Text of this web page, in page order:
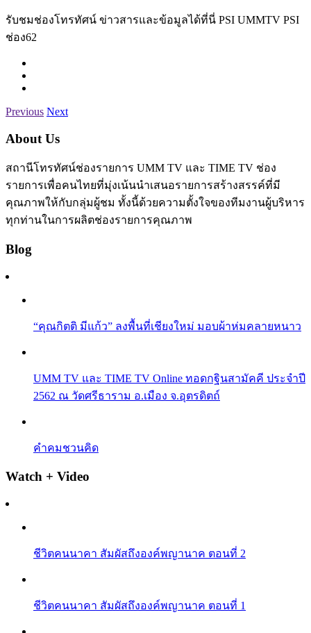
รับชมช่องโทรทัศน์ ข่าวสารและข้อมูลได้ที่นี่ PSI UMMTV PSI
ช่อง62
Previous Next
About Us
สถานีโทรทัศน์ช่องรายการ UMM TV และ TIME TV ช่อง
รายการเพื่อคนไทยที่มุ่งเน้นนำเสนอรายการสร้างสรรค์ที่มี
คุณภาพให้กับกลุ่มผู้ชม ทั้งนี้ด้วยความตั้งใจของทีมงานผู้บริหาร
ทุกท่านในการผลิตช่องรายการคุณภาพ
Blog
“คุณกิตติ มีแก้ว” ลงพื้นที่เชียงใหม่ มอบผ้าห่มคลายหนาว
UMM TV และ TIME TV Online ทอดกฐินสามัคคี ประจำปี
2562 ณ วัดศรีธาราม อ.เมือง จ.อุตรดิตถ์
คำคมชวนคิด
Watch + Video
ชีวิตคนนาคา สัมผัสถึงองค์พญานาค ตอนที่ 2
ชีวิตคนนาคา สัมผัสถึงองค์พญานาค ตอนที่ 1